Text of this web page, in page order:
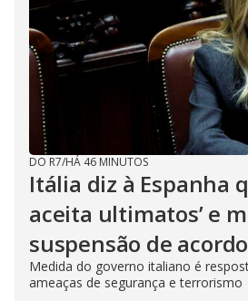
DO R7/HÁ 46 MINUTOS
Itália diz à Espanha
aceita ultimatos’ e
suspensão de acordo
Medida do governo italiano é
ameaças de segurança e terrorismo